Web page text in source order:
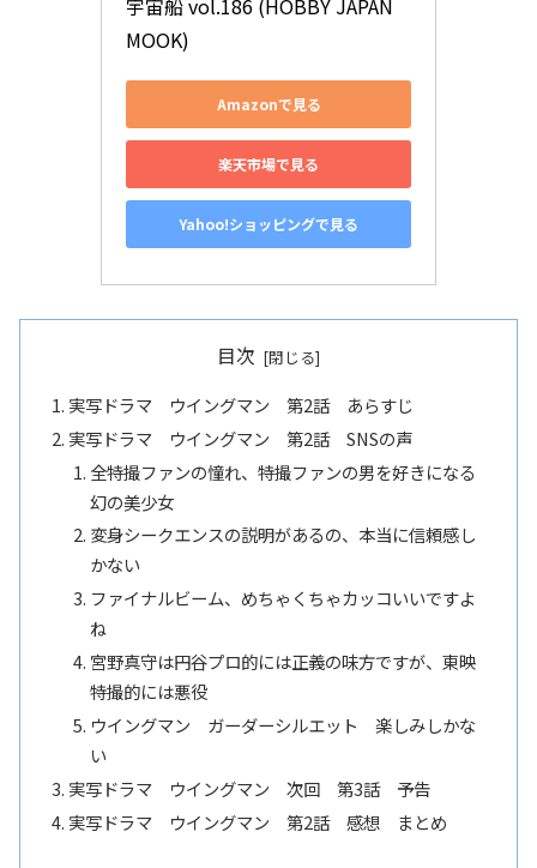
MOOK)
Amazonで見る
楽天市場で見る
Yahoo!ショッピングで見る
目次
実写ドラマ ウイングマン 第2話 あらすじ
実写ドラマ ウイングマン 第2話 SNSの声
全特撮ファンの憧れ、特撮ファンの男を好きになる
幻の美少女
変身シークエンスの説明があるの、本当に信頼感し
かない
ファイナルビーム、めちゃくちゃカッコいいですよ
ね
宮野真守は円谷プロ的には正義の味方ですが、東映
特撮的には悪役
ウイングマン ガーダーシルエット 楽しみしかな
い
実写ドラマ ウイングマン 次回 第3話 予告
実写ドラマ ウイングマン 第2話 感想 まとめ